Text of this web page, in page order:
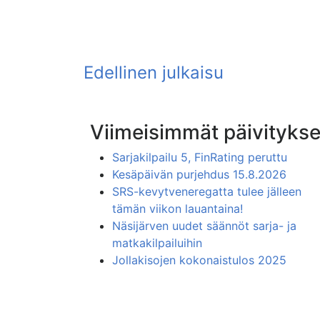
Viimeisimmät
Sarjakilpailu 5, FinRating peruttu
Kesäpäivän purjehdus 15.8.2026
SRS-kevytveneregatta tulee jälleen
tämän viikon lauantaina!
Näsijärven uudet säännöt sarja- ja
matkakilpailuihin
Jollakisojen kokonaistulos 2025